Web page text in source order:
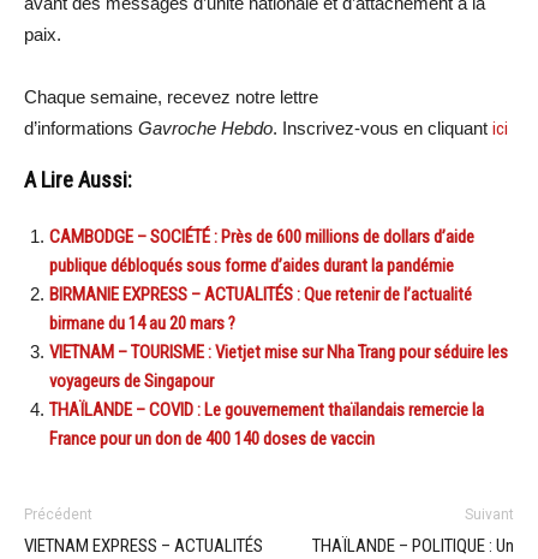
paix.
Chaque semaine, recevez notre lettre
d’informations Gavroche Hebdo. Inscrivez-vous en cliquant ici
A Lire Aussi:
CAMBODGE – SOCIÉTÉ : Près de 600 millions de dollars d’aide
publique débloqués sous forme d’aides durant la pandémie
BIRMANIE EXPRESS – ACTUALITÉS : Que retenir de l’actualité
birmane du 14 au 20 mars ?
VIETNAM – TOURISME : Vietjet mise sur Nha Trang pour séduire les
voyageurs de Singapour
THAÏLANDE – COVID : Le gouvernement thaïlandais remercie la
France pour un don de 400 140 doses de vaccin
Précédent
VIETNAM EXPRESS – ACTUALITÉS
Suivant
THAÏLANDE – POLITIQUE : Un